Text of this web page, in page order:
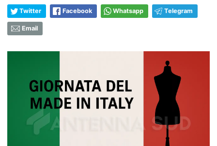
Twitter Facebook Whatsapp Telegram
Email